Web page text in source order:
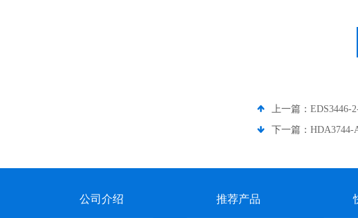
上一篇： EDS3446-
下一篇： HDA3744-
公司介绍 推荐产品